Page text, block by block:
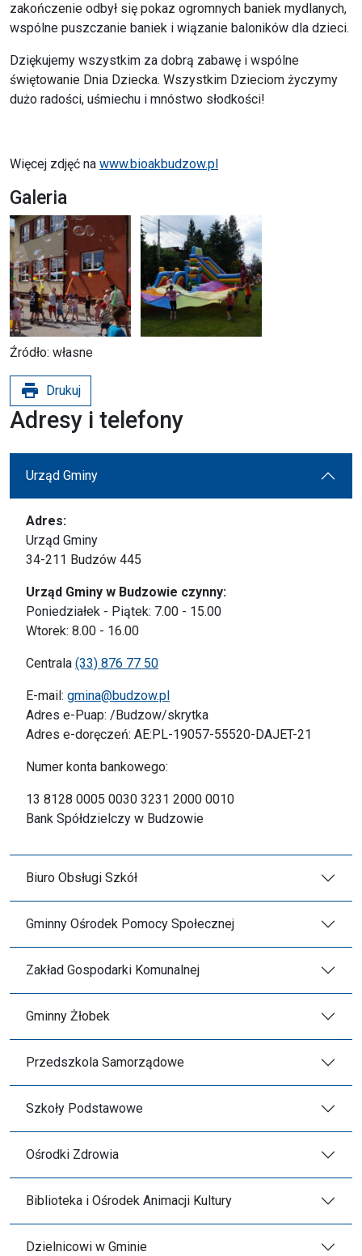
zakończenie odbył się pokaz ogromnych baniek mydlanych,
wspólne puszczanie baniek i wiązanie baloników dla dzieci.
Dziękujemy wszystkim za dobrą zabawę i wspólne
świętowanie Dnia Dziecka. Wszystkim Dzieciom życzymy
dużo radości, uśmiechu i mnóstwo słodkości!
Więcej zdjęć na www.bioakbudzow.pl
Galeria
Źródło: własne
print Drukuj
Adresy i telefony
Urząd Gminy
Adres:
Urząd Gminy
34-211 Budzów 445
Urząd Gminy w Budzowie czynny:
Poniedziałek - Piątek: 7.00 - 15.00
Wtorek: 8.00 - 16.00
Centrala (33) 876 77 50
E-mail: gmina@budzow.pl
Adres e-Puap: /Budzow/skrytka
Adres e-doręczeń: AE:PL-19057-55520-DAJET-21
Numer konta bankowego:
13 8128 0005 0030 3231 2000 0010
Bank Spółdzielczy w Budzowie
Biuro Obsługi Szkół
Gminny Ośrodek Pomocy Społecznej
Zakład Gospodarki Komunalnej
Gminny Żłobek
Przedszkola Samorządowe
Szkoły Podstawowe
Ośrodki Zdrowia
Biblioteka i Ośrodek Animacji Kultury
Dzielnicowi w Gminie